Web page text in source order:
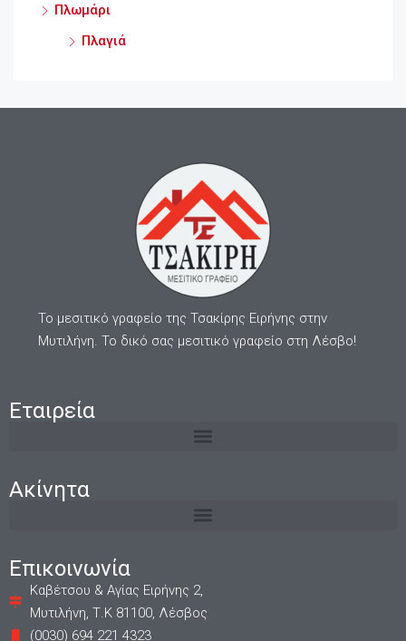
Πλωμάρι
Πλαγιά
Το μεσιτικό γραφείο της Τσακίρης Ειρήνης στην
Μυτιλήνη. Το δικό σας μεσιτικό γραφείο στη Λέσβο!
Εταιρεία
Ακίνητα
Επικοινωνία
Καβέτσου & Αγίας Ειρήνης 2,
Μυτιλήνη, Τ.Κ 81100, Λέσβος
(0030) 694 221 4323